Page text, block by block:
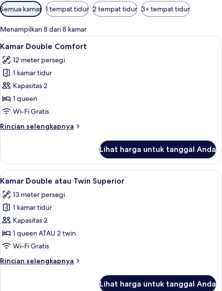
Filter
tersedia
untuk
kamar
Semua kamar 1 tempat tidur 2 tempat tidur 3+ tempat tidur
Menampilkan 8 dari 8 kamar
Lihat
semua
foto
untuk
Kamar
Double
Comfort
Kamar Double Comfort | Brankas,
5
Kamar Double Comfort
12 meter persegi
1 kamar tidur
Kapasitas 2
1 queen
Wi-Fi Gratis
Rincian selengkapnya
Rincian
Kamar
Double
Comfort
Lihat harga untuk tanggal Anda
Lihat
semua
foto
untuk
Kamar
Double
atau
Superior
Brankas, meja kerja, ruang kerja
6
Kamar Double atau Twin Superior
13 meter persegi
1 kamar tidur
Kapasitas 2
1 queen ATAU 2 twin
Wi-Fi Gratis
Rincian selengkapnya
Rincian
Lihat harga untuk tanggal Anda